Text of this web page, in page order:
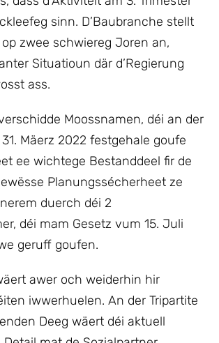
sinn. D’Baubranche stellt
zwee schwiereg Joren an,
Situatioun där d’Regierung
ass.
Moossnamen, déi an der
Mäerz 2022 festgehale goufe
ee wichtege Bestanddeel fir de
Planungssécherheet ze
duerch déi 2
déi mam Gesetz vum 15. Juli
geruff goufen.
awer och weiderhin hir
iwwerhuelen. An der Tripartite
Deeg wäert déi aktuell